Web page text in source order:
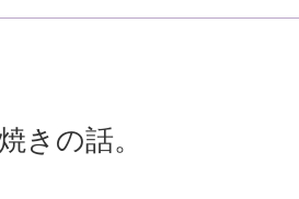
きの話。